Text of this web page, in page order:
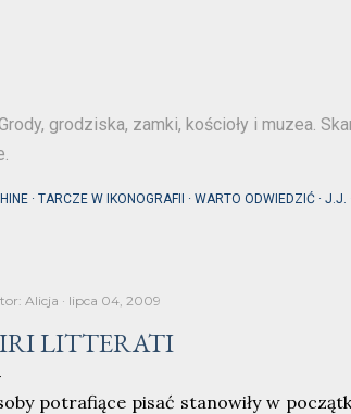
grodziska, zamki, kościoły i muzea.
TARCZE W IKONOGRAFII WARTO ODWIEDZIĆ J.J.
Alicja lipca 04, 2009
LITTERATI
potrafiące pisać stanowiły w